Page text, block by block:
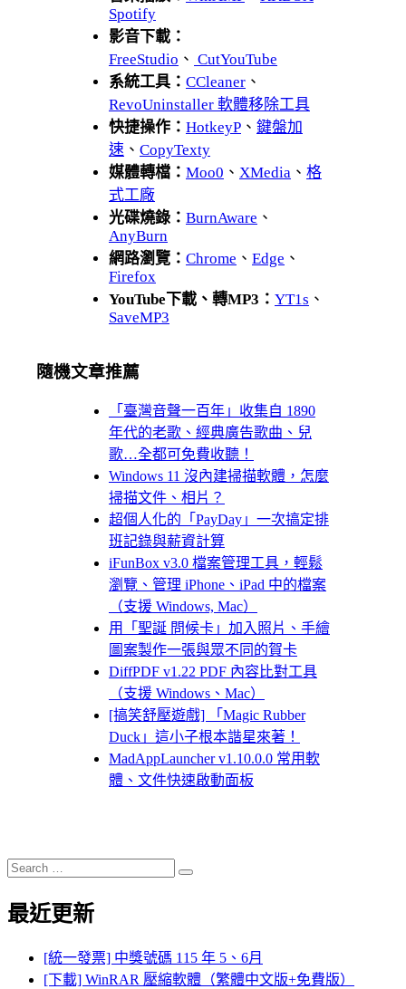
Spotify
影音下載：
FreeStudio 、 CutYouTube
系統工具： CCleaner 、
RevoUninstaller 軟體移除工具
快捷操作： HotkeyP 、 鍵盤加
速 、 CopyTexty
媒體轉檔： Moo0 、 XMedia 、 格
式工廠
光碟燒錄： BurnAware 、
AnyBurn
網路瀏覽： Chrome 、 Edge 、
Firefox
YouTube下載、轉MP3： YT1s 、
SaveMP3
隨機文章推薦
「臺灣音聲一百年」收集自 1890
年代的老歌、經典廣告歌曲、兒
歌…全都可免費收聽！
Windows 11 沒內建掃描軟體，怎麼
掃描文件、相片？
超個人化的「PayDay」一次搞定排
班記錄與薪資計算
iFunBox v3.0 檔案管理工具，輕鬆
瀏覽、管理 iPhone、iPad 中的檔案
（支援 Windows, Mac）
用「聖誕 問候卡」加入照片、手繪
圖案製作一張與眾不同的賀卡
DiffPDF v1.22 PDF 內容比對工具
（支援 Windows、Mac）
[搞笑舒壓遊戲] 「Magic Rubber
Duck」這小子根本諧星來著！
MadAppLauncher v1.10.0.0 常用軟
體、文件快速啟動面板
Search
for:
Search
最近更新
[統一發票] 中獎號碼 115 年 5、6月
[下載] WinRAR 壓縮軟體（繁體中文版+免費版）